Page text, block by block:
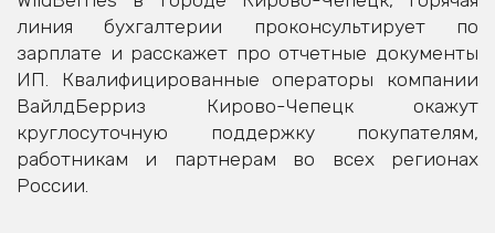
линия бухгалтерии проконсультирует по
зарплате и расскажет про отчетные документы
ИП. Квалифицированные операторы компании
ВайлдБерриз Кирово-Чепецк окажут
круглосуточную поддержку покупателям,
работникам и партнерам во всех регионах
России.